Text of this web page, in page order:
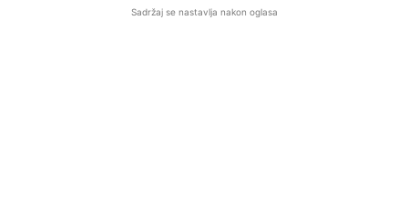
Sadržaj se nastavlja nakon oglasa